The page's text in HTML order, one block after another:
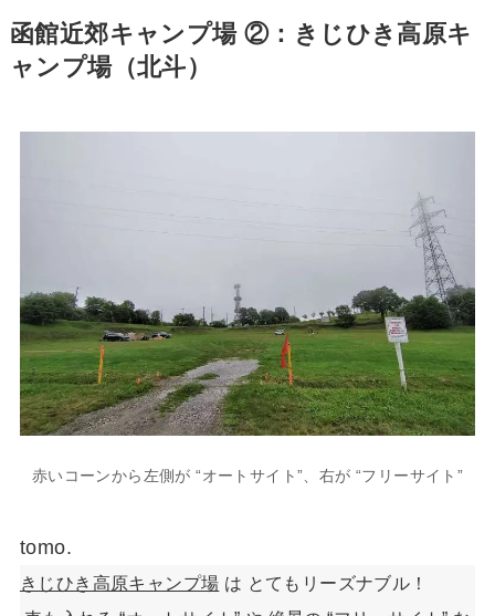
函館近郊キャンプ場 ②：きじひき高原キ
ャンプ場（北斗）
赤いコーンから左側が “オートサイト”、右が “フリーサイト”
tomo.
きじひき高原キャンプ場 は とてもリーズナブル！